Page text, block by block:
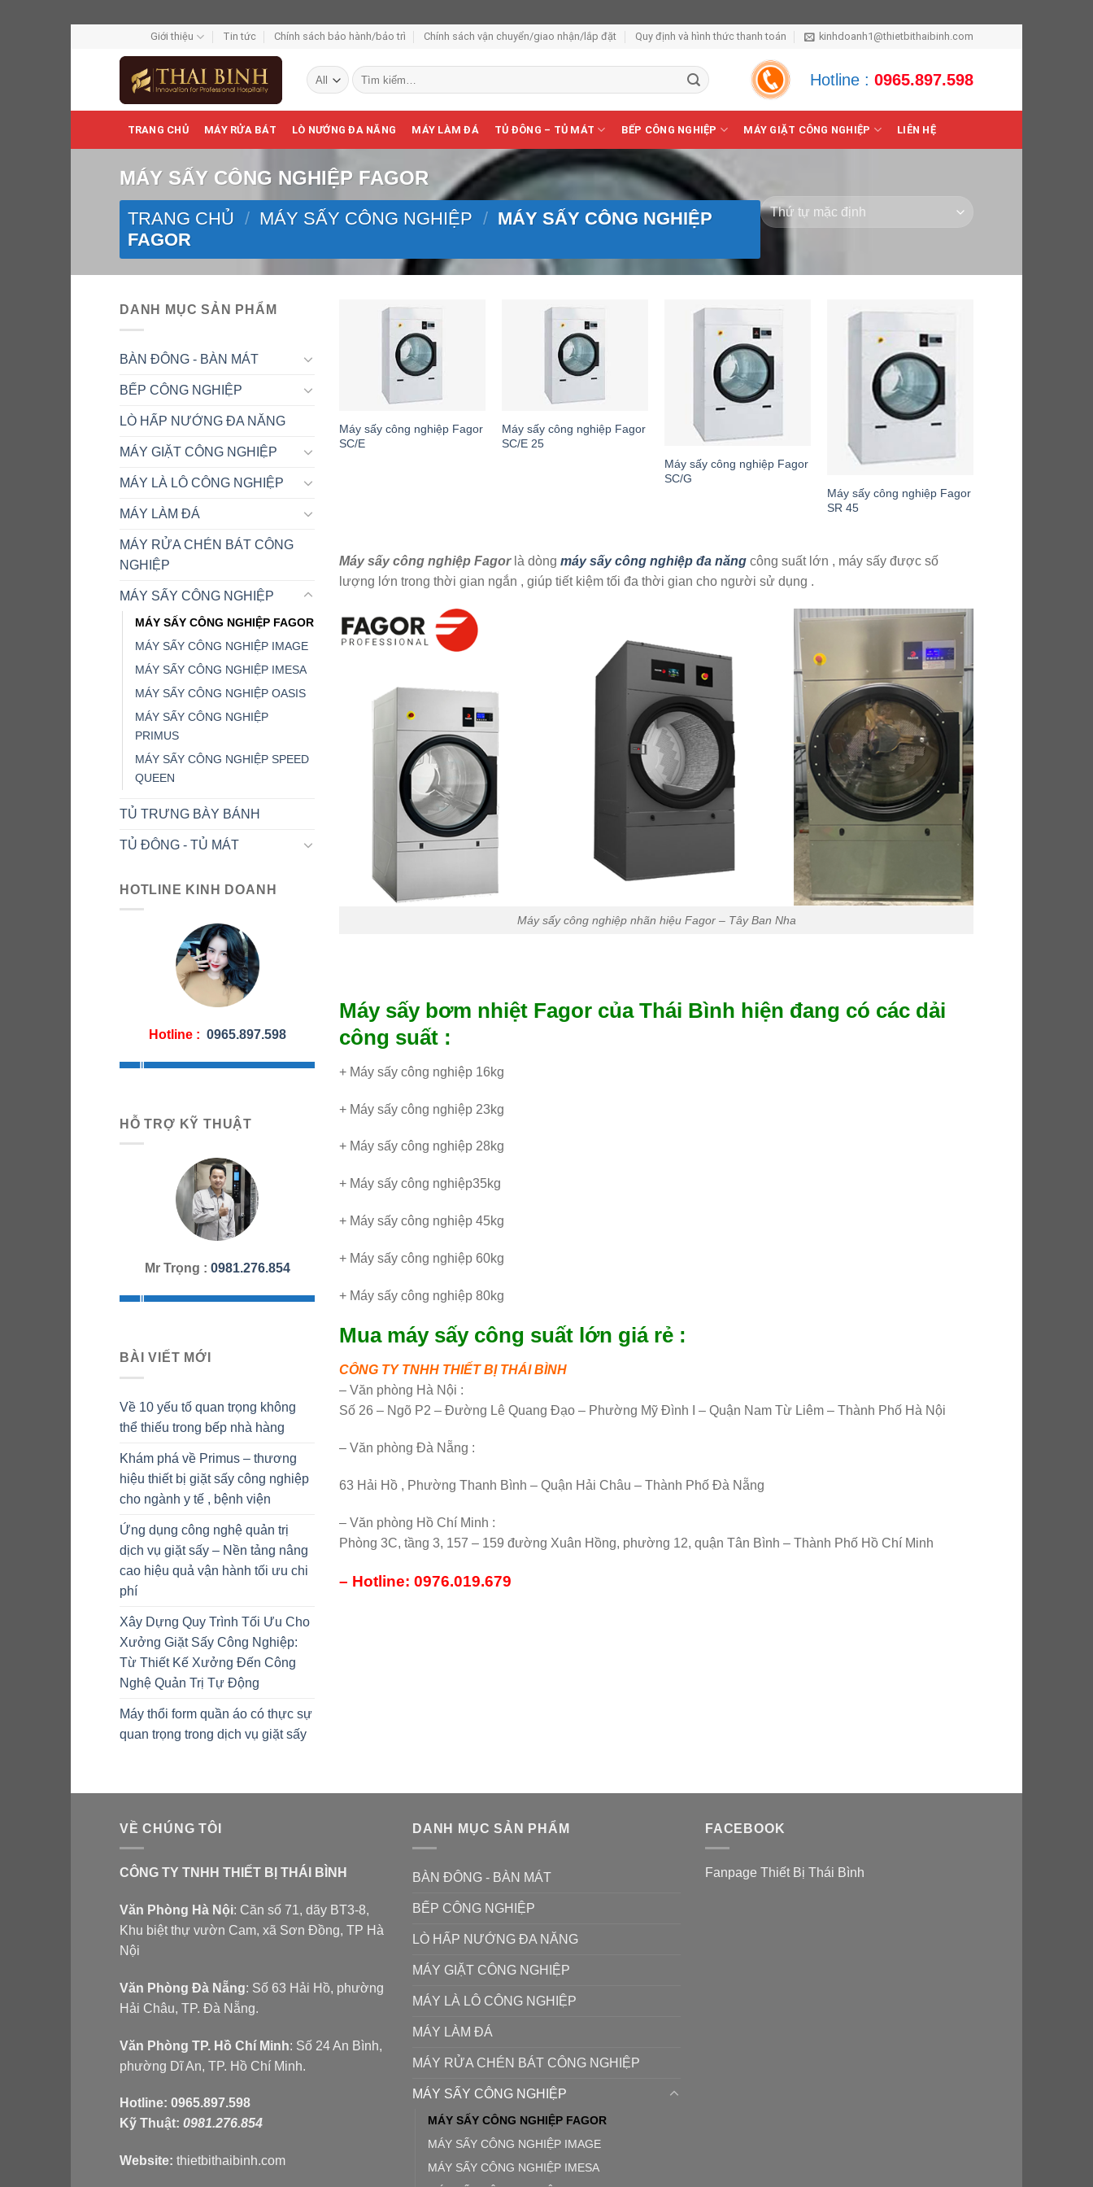
Giới thiệu Tin tức Chính sách bảo hành/bảo trì Chính sách vận chuyển/giao nhận/lắp đặt Quy định và hình thức thanh toán kinhdoanh1@thietbithaibinh.com
Tìm
kiếm:
Hotline : 0965.897.598
TRANG CHỦ MÁY RỬA BÁT LÒ NƯỚNG ĐA NĂNG MÁY LÀM ĐÁ TỦ ĐÔNG – TỦ MÁT BẾP CÔNG NGHIỆP MÁY GIẶT CÔNG NGHIỆP LIÊN HỆ
MÁY SẤY CÔNG NGHIỆP FAGOR
TRANG CHỦ / MÁY SẤY CÔNG NGHIỆP / MÁY SẤY CÔNG NGHIỆP
FAGOR
DANH MỤC SẢN PHẨM
BÀN ĐÔNG - BÀN MÁT
BẾP CÔNG NGHIỆP
LÒ HẤP NƯỚNG ĐA NĂNG
MÁY GIẶT CÔNG NGHIỆP
MÁY LÀ LÔ CÔNG NGHIỆP
MÁY LÀM ĐÁ
MÁY RỬA CHÉN BÁT CÔNG
NGHIỆP
MÁY SẤY CÔNG NGHIỆP
MÁY SẤY CÔNG NGHIỆP FAGOR
MÁY SẤY CÔNG NGHIỆP IMAGE
MÁY SẤY CÔNG NGHIỆP IMESA
MÁY SẤY CÔNG NGHIỆP OASIS
MÁY SẤY CÔNG NGHIỆP
PRIMUS
MÁY SẤY CÔNG NGHIỆP SPEED
QUEEN
TỦ TRƯNG BÀY BÁNH
TỦ ĐÔNG - TỦ MÁT
HOTLINE KINH DOANH
Hotline : 0965.897.598
HỖ TRỢ KỸ THUẬT
Mr Trọng : 0981.276.854
BÀI VIẾT MỚI
Về 10 yếu tố quan trọng không
thể thiếu trong bếp nhà hàng
Khám phá về Primus – thương
hiệu thiết bị giặt sấy công nghiệp
cho ngành y tế , bệnh viện
Ứng dụng công nghệ quản trị
dịch vụ giặt sấy – Nền tảng nâng
cao hiệu quả vận hành tối ưu chi
phí
Xây Dựng Quy Trình Tối Ưu Cho
Xưởng Giặt Sấy Công Nghiệp:
Từ Thiết Kế Xưởng Đến Công
Nghệ Quản Trị Tự Động
Máy thổi form quần áo có thực sự
quan trọng trong dịch vụ giặt sấy
Máy sấy công nghiệp Fagor
SC/E
Máy sấy công nghiệp Fagor
SC/E 25
Máy sấy công nghiệp Fagor
SC/G
Máy sấy công nghiệp Fagor
SR 45
Máy sấy công nghiệp Fagorlà dòng máy sấy công nghiệp đa năng công suất lớn , máy sấy được số
lượng lớn trong thời gian ngắn , giúp tiết kiệm tối đa thời gian cho người sử dụng .
Máy sấy công nghiệp nhãn hiệu Fagor – Tây Ban Nha
Máy sấy bơm nhiệt Fagor của Thái Bình hiện đang có các dải
công suất :
+ Máy sấy công nghiệp 16kg
+ Máy sấy công nghiệp 23kg
+ Máy sấy công nghiệp 28kg
+ Máy sấy công nghiệp35kg
+ Máy sấy công nghiệp 45kg
+ Máy sấy công nghiệp 60kg
+ Máy sấy công nghiệp 80kg
Mua máy sấy công suất lớn giá rẻ :
CÔNG TY TNHH THIẾT BỊ THÁI BÌNH
– Văn phòng Hà Nội :
Số 26 – Ngõ P2 – Đường Lê Quang Đạo – Phường Mỹ Đình I – Quận Nam Từ Liêm – Thành Phố Hà Nội
– Văn phòng Đà Nẵng :
63 Hải Hồ , Phường Thanh Bình – Quận Hải Châu – Thành Phố Đà Nẵng
– Văn phòng Hồ Chí Minh :
Phòng 3C, tầng 3, 157 – 159 đường Xuân Hồng, phường 12, quận Tân Bình – Thành Phố Hồ Chí Minh
– Hotline: 0976.019.679
VỀ CHÚNG TÔI
CÔNG TY TNHH THIẾT BỊ THÁI BÌNH
Văn Phòng Hà Nội: Căn số 71, dãy BT3-8,
Khu biệt thự vườn Cam, xã Sơn Đồng, TP Hà
Nội
Văn Phòng Đà Nẵng: Số 63 Hải Hồ, phường
Hải Châu, TP. Đà Nẵng.
Văn Phòng TP. Hồ Chí Minh: Số 24 An Bình,
phường Dĩ An, TP. Hồ Chí Minh.
Hotline: 0965.897.598
Kỹ Thuật: 0981.276.854
Website: thietbithaibinh.com
DANH MỤC SẢN PHẨM
BÀN ĐÔNG - BÀN MÁT
BẾP CÔNG NGHIỆP
LÒ HẤP NƯỚNG ĐA NĂNG
MÁY GIẶT CÔNG NGHIỆP
MÁY LÀ LÔ CÔNG NGHIỆP
MÁY LÀM ĐÁ
MÁY RỬA CHÉN BÁT CÔNG NGHIỆP
MÁY SẤY CÔNG NGHIỆP
MÁY SẤY CÔNG NGHIỆP FAGOR
MÁY SẤY CÔNG NGHIỆP IMAGE
MÁY SẤY CÔNG NGHIỆP IMESA
FACEBOOK
Fanpage Thiết Bị Thái Bình